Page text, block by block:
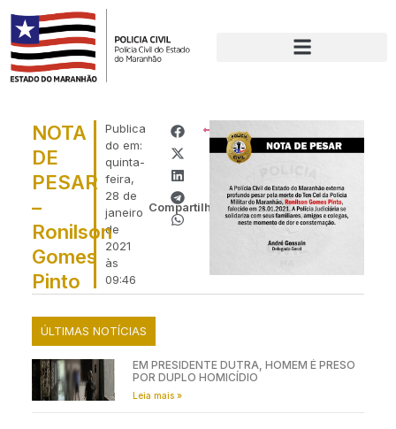
Publica
do em:
quinta-
feira,
28 de
janeiro
de
2021
às
09:46
Compartilhe:
NOTA
DE
PESAR
–
Ronilson
Gomes
Pinto
VOLTAR
ÚLTIMAS NOTÍCIAS
EM PRESIDENTE DUTRA, HOMEM É PRESO
POR DUPLO HOMICÍDIO
Leia mais »